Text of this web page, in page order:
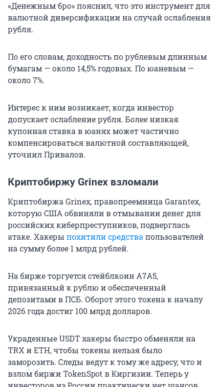
«Денежным бро» пояснил, что это инструмент для
валютной диверсификации на случай ослабления
рубля.
По его словам, доходность по рублевым длинным
бумагам — около 14,5% годовых. По юаневым —
около 7%.
Интерес к ним возникает, когда инвестор
допускает ослабление рубля. Более низкая
купонная ставка в юанях может частично
компенсироваться валютной составляющей,
уточнил Привалов.
Криптобиржу Grinex взломали
Криптобиржа Grinex, правопреемница Garantex,
которую США обвиняли в отмывании денег для
российских киберпреступников, подверглась
атаке. Хакеры похитили средствапользователей
на сумму более 1 млрд рублей.
На бирже торгуется стейблкоин A7A5,
привязанный к рублю и обеспеченный
депозитами в ПСБ. Оборот этого токена к началу
2026 года достиг 100 млрд долларов.
Украденные USDT хакеры быстро обменяли на
TRX и ETH, чтобы токены нельзя было
заморозить. Следы ведут к тому же адресу, что и
взлом биржи TokenSpot в Киргизии. Теперь у